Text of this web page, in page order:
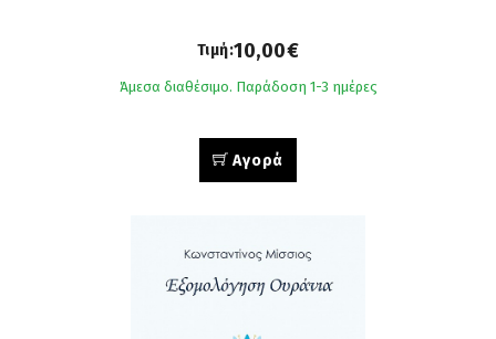
Τιμή:10,00€
Άμεσα διαθέσιμο. Παράδοση 1-3 ημέρες
Αγορά